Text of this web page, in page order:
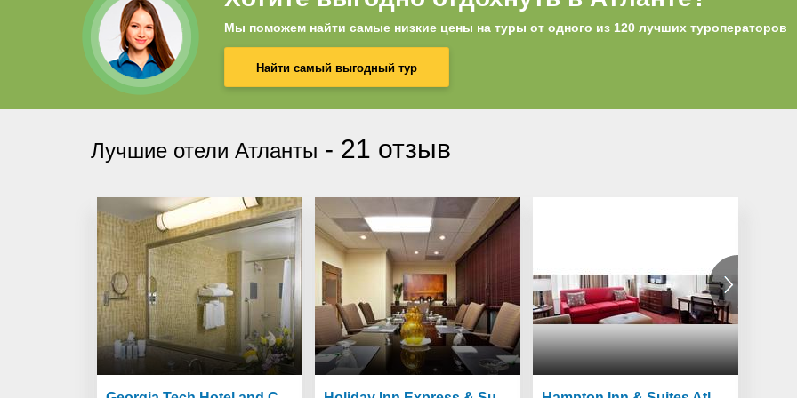
Мы поможем найти самые низкие цены на туры от одного из 120 лучших туроператоров
Найти самый выгодный тур
Лучшие отели Атланты - 21 отзыв